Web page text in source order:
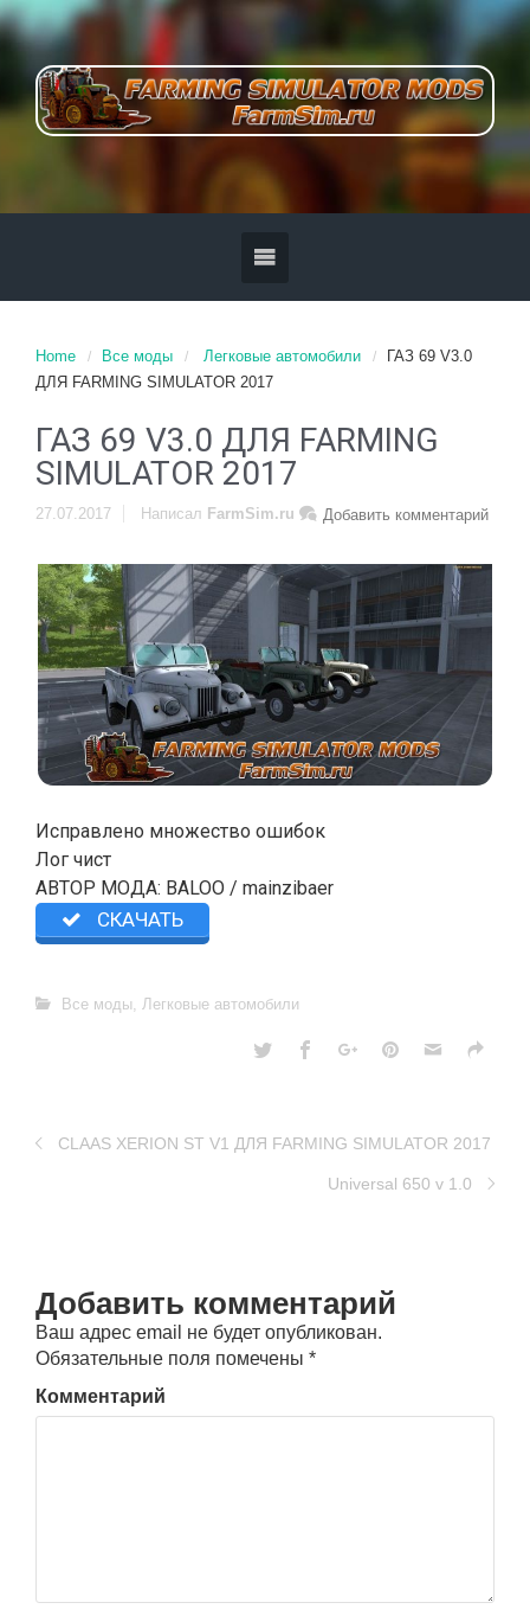
Home Все моды Легковые автомобили
ГАЗ 69 V3.0
ДЛЯ FARMING SIMULATOR 2017
ГАЗ 69 V3.0 ДЛЯ FARMING
SIMULATOR 2017
27.07.2017 Добавить комментарий
Написал FarmSim.ru
Исправлено множество ошибок
Лог чист
АВТОР МОДА: BALOO / mainzibaer
СКАЧАТЬ
Все моды, Легковые автомобили
CLAAS XERION ST V1 ДЛЯ FARMING SIMULATOR 2017
Universal 650 v 1.0
Добавить комментарий
Ваш адрес email не будет опубликован.
Обязательные поля помечены *
Комментарий